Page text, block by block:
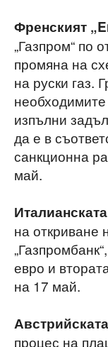
Френският
„Газпром“ по
промяна на
на руски газ.
изпълни
да е в
санкционна
май.
на откриване
евро и
на 17 май.
процес на